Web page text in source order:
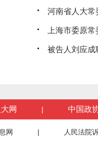
河南省人大常
上海市委原
被告人刘应成
网 | 中国政
网 | 人民法院